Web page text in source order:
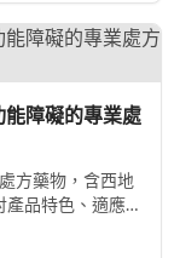
能障礙的專業處
方藥物，含西地
產品特色、適應